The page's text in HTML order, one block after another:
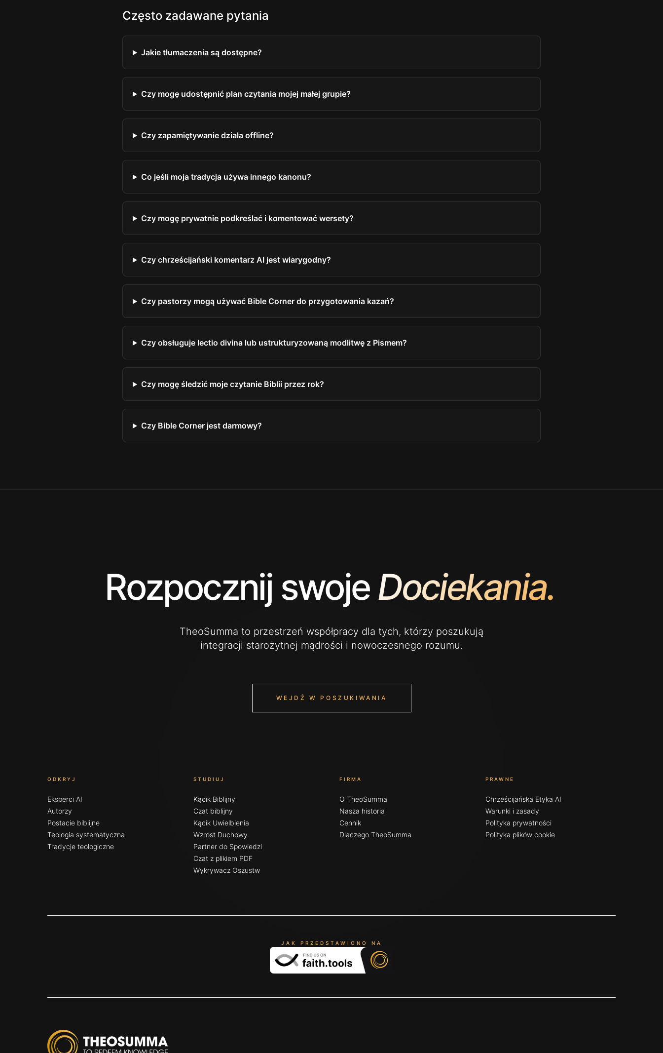
Często zadawane pytania
Jakie tłumaczenia są dostępne?
Czy mogę udostępnić plan czytania mojej małej grupie?
Czy zapamiętywanie działa offline?
Co jeśli moja tradycja używa innego kanonu?
Czy mogę prywatnie podkreślać i komentować wersety?
Czy chrześcijański komentarz AI jest wiarygodny?
Czy pastorzy mogą używać Bible Corner do przygotowania kazań?
Czy obsługuje lectio divina lub ustrukturyzowaną modlitwę z Pismem?
Czy mogę śledzić moje czytanie Biblii przez rok?
Czy Bible Corner jest darmowy?
Rozpocznij swojeDociekania.
TheoSumma to przestrzeń współpracy dla tych, którzy poszukują
integracji starożytnej mądrości i nowoczesnego rozumu.
WEJDŹ W POSZUKIWANIA
ODKRYJ
Eksperci AI
Autorzy
Postacie biblijne
Teologia systematyczna
Tradycje teologiczne
STUDIUJ
Kącik Biblijny
Czat biblijny
Kącik Uwielbienia
Wzrost Duchowy
Partner do Spowiedzi
Czat z plikiem PDF
Wykrywacz Oszustw
FIRMA
O TheoSumma
Nasza historia
Cennik
Dlaczego TheoSumma
PRAWNE
Chrześcijańska Etyka AI
Warunki i zasady
Polityka prywatności
Polityka plików cookie
JAK PRZEDSTAWIONO NA